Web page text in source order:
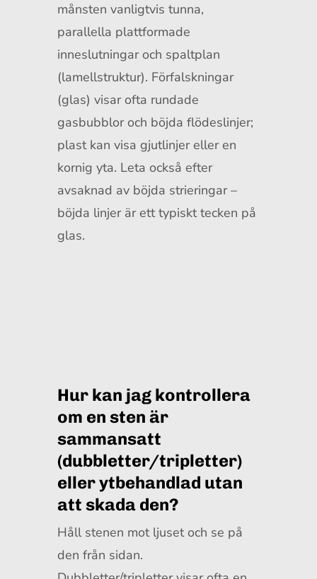
månsten vanligtvis tunna,
parallella plattformade
inneslutningar och spaltplan
(lamellstruktur). Förfalskningar
(glas) visar ofta rundade
gasbubblor och böjda flödeslinjer;
plast kan visa gjutlinjer eller en
kornig yta. Leta också efter
avsaknad av böjda strieringar –
böjda linjer är ett typiskt tecken på
glas.
Hur kan jag kontrollera
om en sten är
sammansatt
(dubbletter/tripletter)
eller ytbehandlad utan
att skada den?
Håll stenen mot ljuset och se på
den från sidan.